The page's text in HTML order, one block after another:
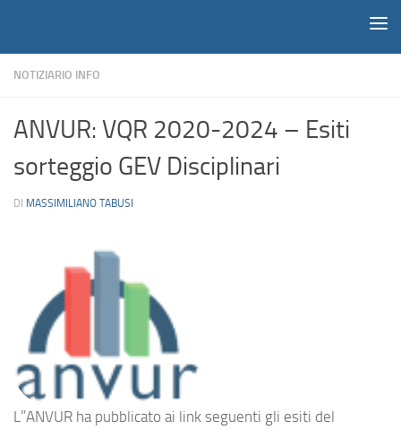
NOTIZIARIO INFO
ANVUR: VQR 2020-2024 – Esiti
sorteggio GEV Disciplinari
DI MASSIMILIANO TABUSI
L”ANVUR ha pubblicato ai link seguenti gli esiti del